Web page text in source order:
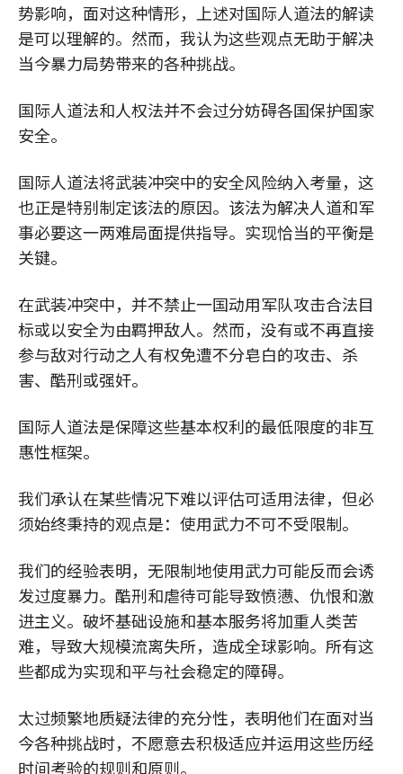
势影响，面对这种情形，上述对国际人道法的解读
是可以理解的。然而，我认为这些观点无助于解决
当今暴力局势带来的各种挑战。
国际人道法和人权法并不会过分妨碍各国保护国家
安全。
国际人道法将武装冲突中的安全风险纳入考量，这
也正是特别制定该法的原因。该法为解决人道和军
事必要这一两难局面提供指导。实现恰当的平衡是
关键。
在武装冲突中，并不禁止一国动用军队攻击合法目
标或以安全为由羁押敌人。然而，没有或不再直接
参与敌对行动之人有权免遭不分皂白的攻击、杀
害、酷刑或强奸。
国际人道法是保障这些基本权利的最低限度的非互
惠性框架。
我们承认在某些情况下难以评估可适用法律，但必
须始终秉持的观点是：使用武力不可不受限制。
我们的经验表明，无限制地使用武力可能反而会诱
发过度暴力。酷刑和虐待可能导致愤懑、仇恨和激
进主义。破坏基础设施和基本服务将加重人类苦
难，导致大规模流离失所，造成全球影响。所有这
些都成为实现和平与社会稳定的障碍。
太过频繁地质疑法律的充分性，表明他们在面对当
今各种挑战时，不愿意去积极适应并运用这些历经
时间考验的规则和原则。